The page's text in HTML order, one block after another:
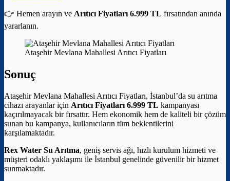
👉 Hemen arayın ve Arıtıcı Fiyatları 6.999 TL fırsatından anında
yararlanın.
Ataşehir Mevlana Mahallesi Arıtıcı Fiyatları
Sonuç
Ataşehir Mevlana Mahallesi Arıtıcı Fiyatları, İstanbul’da su arıtma
cihazı arayanlar için Arıtıcı Fiyatları 6.999 TL kampanyası
kaçırılmayacak bir fırsattır. Hem ekonomik hem de kaliteli bir çözüm
sunan bu kampanya, kullanıcıların tüm beklentilerini
karşılamaktadır.
Rex Water Su Arıtma, geniş servis ağı, hızlı kurulum hizmeti ve
müşteri odaklı yaklaşımı ile İstanbul genelinde güvenilir bir hizmet
sunmaktadır.